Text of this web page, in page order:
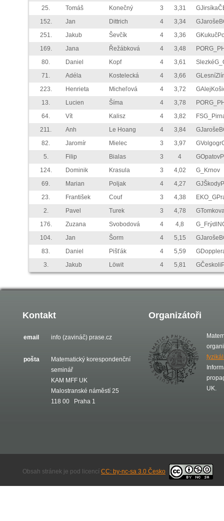
25. Tomáš Konečný 3 3,31
152.
Jan Dittrich 4 3,34
251.
Jakub Ševčík 4 3,36
169.
Jana Řežábková 4 3,48
80.
Daniel Kopf 4 3,61
71.
Adéla Kostelecká 4 3,66
223.
Henrieta Micheľová 4 3,72
13.
Lucien Šíma 4 3,78
64.
Vít Kalisz 4 3,82
211.
Anh Le Hoang 4 3,84
82.
Jaromír Mielec 3 3,97
5.
Filip Bialas 3 4
124.
Dominik Krasula 3 4,02
G_Krnov
69.
Marian Poljak 4 4,27
23.
František Couf 3 4,38
2.
Pavel Turek 3 4,78
176.
Zuzana Svobodová 4 4,8
104.
Jan Šorm 4 5,15
83.
Daniel Pišťák 4 5,59
3.
Jakub Löwit 4 5,81
Kontakt
email info (zavináč) prase.cz
pošta
Matematický korespondenční
seminář
KAM MFF UK
Malostranské náměstí 25
118 00 Praha 1
Organizátoři
UK.
Obsah stránek je pod licencí CC: by-nc-sa 3.0 Česko